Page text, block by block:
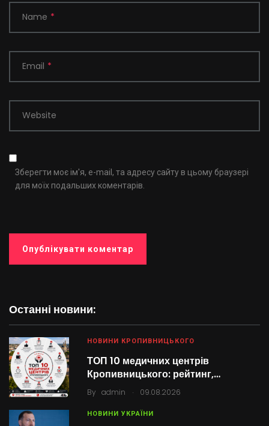
Останні новини:
НОВИНИ КРОПИВНИЦЬКОГО
ТОП 10 медичних центрів
Кропивницького: рейтинг,…
By admin . 09.08.2026
НОВИНИ УКРАЇНИ
Name *
Email *
Website
Зберегти моє ім'я, e-mail, та адресу сайту в цьому браузері
для моїх подальших коментарів.